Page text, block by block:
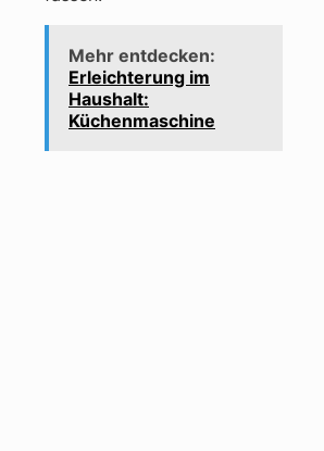
Mehr entdecken:
Erleichterung im
Haushalt:
Küchenmaschine